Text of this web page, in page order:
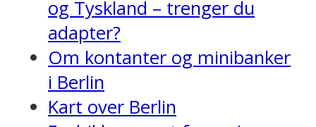
og Tyskland – trenger du
adapter?
Om kontanter og minibanker
i Berlin
Kart over Berlin